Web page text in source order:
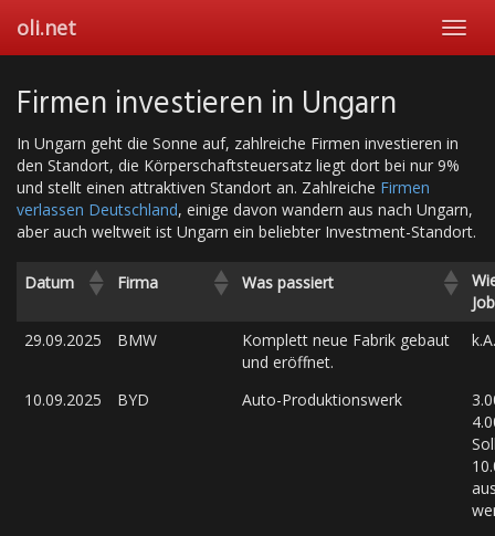
main
oli.net
Firmen investieren in Ungarn
In Ungarn geht die Sonne auf, zahlreiche Firmen investieren in
den Standort, die Körperschaftsteuersatz liegt dort bei nur 9%
und stellt einen attraktiven Standort an. Zahlreiche Firmen
verlassen Deutschland, einige davon wandern aus nach Ungarn,
aber auch weltweit ist Ungarn ein beliebter Investment-Standort.
Datum Firma Was passiert
29.09.2025
BMW
Komplett neue Fabrik gebaut
und eröffnet.
k.A.
10.09.2025 BYD Auto-Produktionswerk